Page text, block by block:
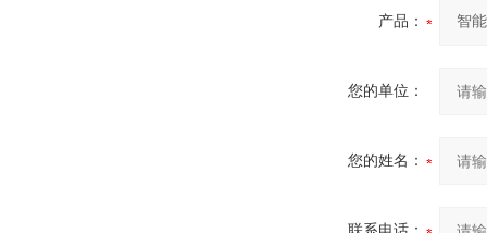
产品：
您的单位：
您的姓名：